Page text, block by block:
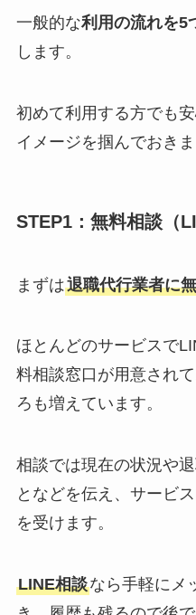
一般的な利用の流れを5
します。
初めて利用する方でも
イメージを掴んでおきま
STEP1：無料相談（
まずは退職代行業者に
ほとんどのサービスで
料相談窓口が用意され
ろも増えています。
相談では現在の状況や
となどを伝え、サービ
を受けます。
LINE相談なら手軽にメ